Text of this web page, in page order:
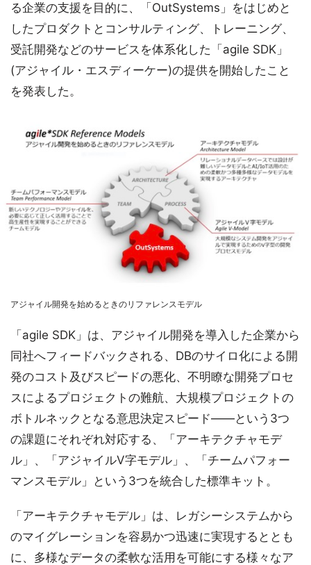
る企業の支援を目的に、「OutSystems」をはじめと
したプロダクトとコンサルティング、トレーニング、
受託開発などのサービスを体系化した「agile SDK」
(アジャイル・エスディーケー)の提供を開始したこと
を発表した。
アジャイル開発を始めるときのリファレンスモデル
「agile SDK」は、アジャイル開発を導入した企業から
同社へフィードバックされる、DBのサイロ化による開
発のコスト及びスピードの悪化、不明瞭な開発プロセ
スによるプロジェクトの難航、大規模プロジェクトの
ボトルネックとなる意思決定スピード——という3つ
の課題にそれぞれ対応する、「アーキテクチャモデ
ル」、「アジャイルV字モデル」、「チームパフォー
マンスモデル」という3つを統合した標準キット。
「アーキテクチャモデル」は、レガシーシステムから
のマイグレーションを容易かつ迅速に実現するととも
に、多様なデータの柔軟な活用を可能にする様々なア